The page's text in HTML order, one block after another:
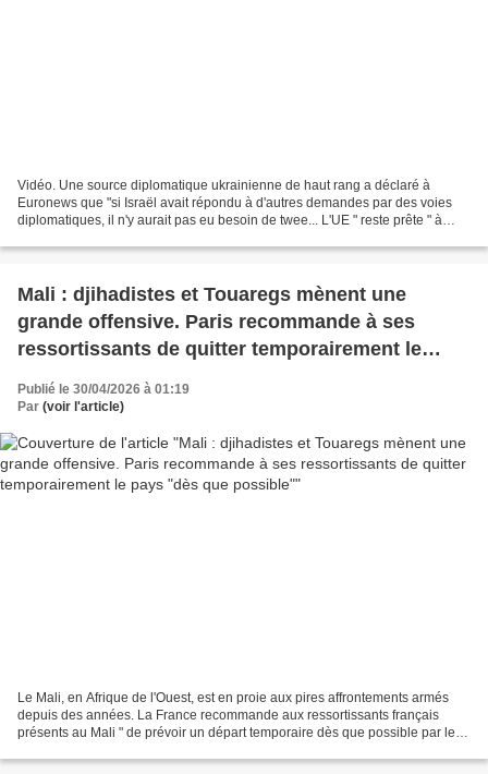
Vidéo. Une source diplomatique ukrainienne de haut rang a déclaré à
Euronews que "si Israël avait répondu à d'autres demandes par des voies
diplomatiques, il n'y aurait pas eu besoin de twee... L'UE " reste prête " à
Mali : djihadistes et Touaregs mènent une
grande offensive. Paris recommande à ses
ressortissants de quitter temporairement le
Publié le 30/04/2026 à 01:19
Par (voir l'article)
Le Mali, en Afrique de l'Ouest, est en proie aux pires affrontements armés
depuis des années. La France recommande aux ressortissants français
présents au Mali " de prévoir un départ temporaire dès que possible par les